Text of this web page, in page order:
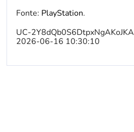
Fonte: PlayStation.
UC-2Y8dQb0S6DtpxNgAKoJKA
2026-06-16 10:30:10